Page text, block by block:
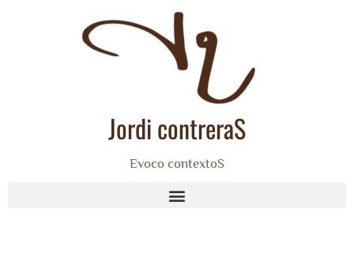
Jordi contreraS
Evoco contextoS